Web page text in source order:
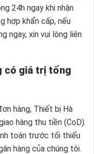
24h ngay khi nhận
hợp khẩn cấp, nếu
ngay, xin vui lòng liên
có giá trị tổng
hàng, Thiết bị Hà
hàng thu tiền (CoD).
toán trước tối thiểu
hàng của chúng tôi.